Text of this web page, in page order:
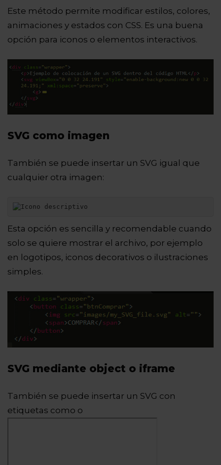
Este método permite modificar estilos, colores,
animaciones y estados con CSS. Es una buena
opción para iconos o elementos interactivos.
SVG como imagen
También se puede insertar un SVG igual que
cualquier otra imagen:
Esta opción es sencilla y recomendable cuando
solo se quiere mostrar el archivo, por ejemplo
en logotipos, iconos decorativos o ilustraciones
simples.
SVG mediante object o iframe
También se puede insertar un SVG con
etiquetas como o